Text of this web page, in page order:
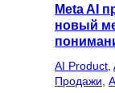
Meta AI
новый
AI Product
Продажи